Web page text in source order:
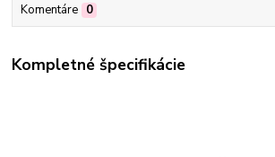
Komentáre 0
Kompletné špecifikácie